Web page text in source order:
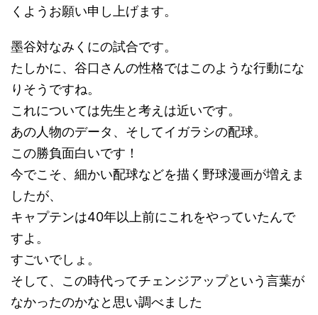
くようお願い申し上げます。
墨谷対なみくにの試合です。
たしかに、谷口さんの性格ではこのような行動にな
りそうですね。
これについては先生と考えは近いです。
あの人物のデータ、そしてイガラシの配球。
この勝負面白いです！
今でこそ、細かい配球などを描く野球漫画が増えま
したが、
キャプテンは40年以上前にこれをやっていたんで
すよ。
すごいでしょ。
そして、この時代ってチェンジアップという言葉が
なかったのかなと思い調べました